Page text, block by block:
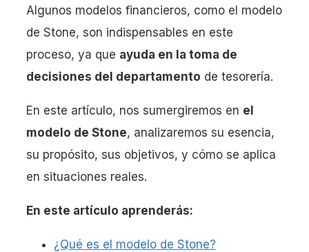
Algunos modelos financieros, como el modelo
de Stone, son indispensables en este
proceso, ya que ayuda en la toma de
decisiones del departamento de tesorería.
En este artículo, nos sumergiremos en el
modelo de Stone, analizaremos su esencia,
su propósito, sus objetivos, y cómo se aplica
en situaciones reales.
En este artículo aprenderás:
¿Qué es el modelo de Stone?